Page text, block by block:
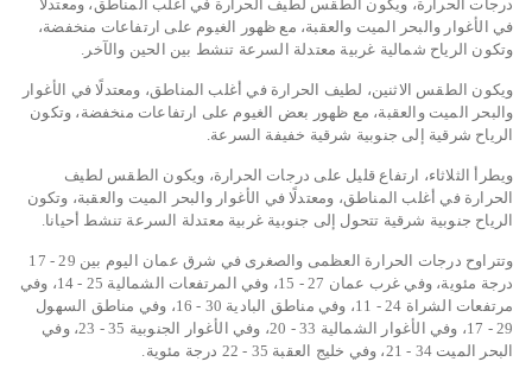
درجات الحرارة، ويكون الطقس لطيف الحرارة في أغلب المناطق، ومعتدلًا
في الأغوار والبحر الميت والعقبة، مع ظهور الغيوم على ارتفاعات منخفضة،
وتكون الرياح شمالية غربية معتدلة السرعة تنشط بين الحين والآخر.
ويكون الطقس الاثنين، لطيف الحرارة في أغلب المناطق، ومعتدلًا في الأغوار
والبحر الميت والعقبة، مع ظهور بعض الغيوم على ارتفاعات منخفضة، وتكون
الرياح شرقية إلى جنوبية شرقية خفيفة السرعة.
ويطرأ الثلاثاء، ارتفاع قليل على درجات الحرارة، ويكون الطقس لطيف
الحرارة في أغلب المناطق، ومعتدلًا في الأغوار والبحر الميت والعقبة، وتكون
الرياح جنوبية شرقية تتحول إلى جنوبية غربية معتدلة السرعة تنشط أحيانا.
وتتراوح درجات الحرارة العظمى والصغرى في شرق عمان اليوم بين 29 - 17
درجة مئوية، وفي غرب عمان 27 - 15، وفي المرتفعات الشمالية 25 - 14، وفي
مرتفعات الشراة 24 - 11، وفي مناطق البادية 30 - 16، وفي مناطق السهول
29 - 17، وفي الأغوار الشمالية 33 - 20، وفي الأغوار الجنوبية 35 - 23، وفي
البحر الميت 34 - 21، وفي خليج العقبة 35 - 22 درجة مئوية.